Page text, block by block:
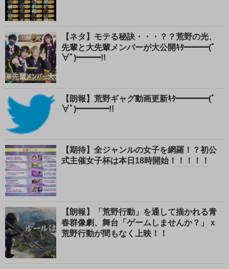
【ネタ】モテる秘訣・・・？？荒野の光、
先輩と大先輩メンバーが大公開ｷﾀ━━━(ﾟ
∀ﾟ)━━━!!
【朗報】荒野ギャグ動画更新ｷﾀ━━━━(ﾟ
∀ﾟ)━━━━!!
【期待】全ジャンルの女子を網羅！？初公
式主催女子杯は本日18時開始！！！！！
【朗報】「荒野行動」を通して描かれる青
春群像劇、舞台「ゲームしませんか？」ｘ
荒野行動が間もなく上映！！